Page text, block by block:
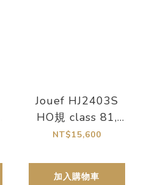
Jouef HJ2403S
HO規 class 81,
SNCB 數位音效蒸
NT$15,600
加入購物車